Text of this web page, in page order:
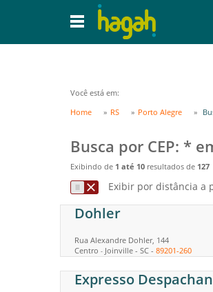
Você está em:
Home
RS Porto Alegre
Busca por CEP: *
Exibindo de 1 até 10 resultados de 127
Exibir por distância a
Dohler
Rua Alexandre Dohler, 144
Centro - Joinville - SC - 89201-260
Expresso